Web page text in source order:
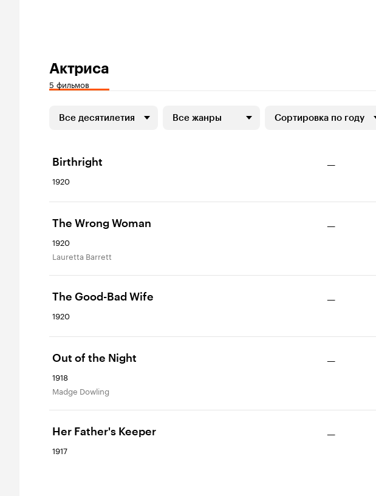
Актриса
5 фильмов
Все десятилетия Все жанры Сортировка по году
Birthright
1920
—
The Wrong Woman
1920
Lauretta Barrett
—
The Good-Bad Wife
1920
—
Out of the Night
1918
Madge Dowling
—
Her Father's Keeper
1917
—